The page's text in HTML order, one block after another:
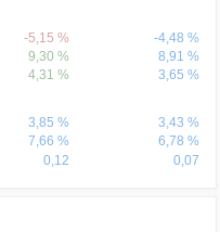
-5,15 %
-4,48 %
9,30 %
8,91 %
4,31 %
3,65 %
3,85 %
3,43 %
7,66 %
6,78 %
0,12 0,07